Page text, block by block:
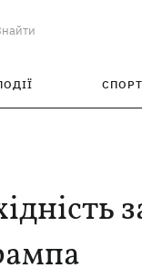
СПОРТ